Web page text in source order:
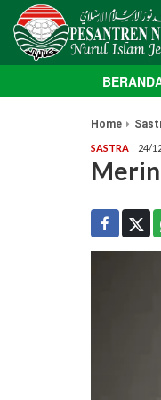
Home
SASTRA 24/